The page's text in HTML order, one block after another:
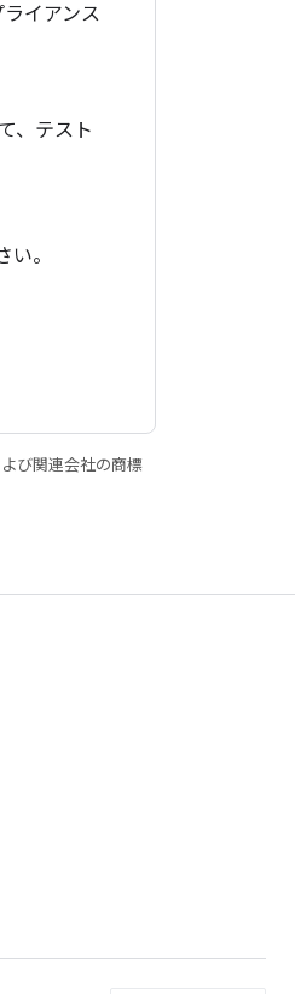
イアンス
、テスト
い。
び関連会社の商標